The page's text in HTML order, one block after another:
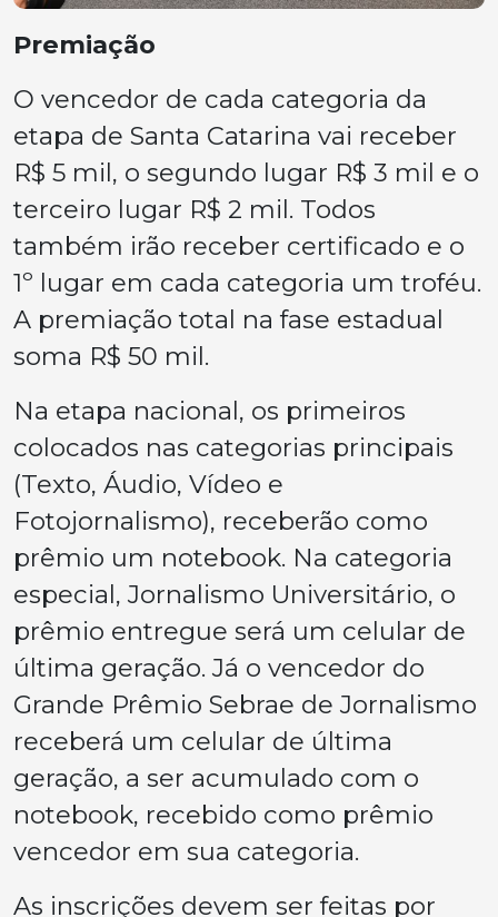
Premiação
O vencedor de cada categoria da
etapa de Santa Catarina vai receber
R$ 5 mil, o segundo lugar R$ 3 mil e o
terceiro lugar R$ 2 mil. Todos
também irão receber certificado e o
1º lugar em cada categoria um troféu.
A premiação total na fase estadual
soma R$ 50 mil.
Na etapa nacional, os primeiros
colocados nas categorias principais
(Texto, Áudio, Vídeo e
Fotojornalismo), receberão como
prêmio um notebook. Na categoria
especial, Jornalismo Universitário, o
prêmio entregue será um celular de
última geração. Já o vencedor do
Grande Prêmio Sebrae de Jornalismo
receberá um celular de última
geração, a ser acumulado com o
notebook, recebido como prêmio
vencedor em sua categoria.
As inscrições devem ser feitas por